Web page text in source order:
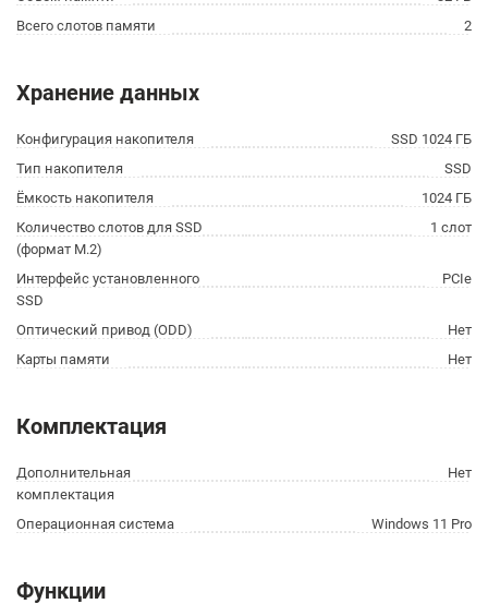
Всего слотов памяти
2
Хранение данных
Конфигурация накопителя
SSD 1024 ГБ
Тип накопителя
SSD
Ёмкость накопителя
1024 ГБ
Количество слотов для SSD
(формат M.2)
1 слот
Интерфейс установленного
SSD
PCIe
Оптический привод (ODD)
Нет
Карты памяти
Нет
Комплектация
Дополнительная
комплектация
Нет
Операционная система Windows 11 Pro
Функции